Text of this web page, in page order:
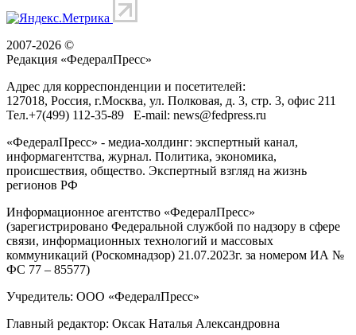
2007-2026 ©
Редакция «ФедералПресс»
Адрес для корреспонденции и посетителей:
127018, Россия, г.Москва, ул. Полковая, д. 3, стр. 3, офис 211
Тел.+7(499) 112-35-89 E-mail: news@fedpress.ru
«ФедералПресс» - медиа-холдинг: экспертный канал,
информагентства, журнал. Политика, экономика,
происшествия, общество. Экспертный взгляд на жизнь
регионов РФ
Информационное агентство «ФедералПресс»
(зарегистрировано Федеральной службой по надзору в сфере
связи, информационных технологий и массовых
коммуникаций (Роскомнадзор) 21.07.2023г. за номером ИА №
ФС 77 – 85577)
Учредитель: ООО «ФедералПресс»
Главный редактор: Оксак Наталья Александровна